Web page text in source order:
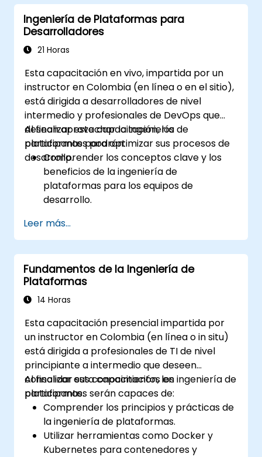
microservicios en producción.
Aplicar las mejores prácticas de
seguridad y cumplimiento en entornos de
Kubernetes.
Ingeniería de Plataformas para
Desarrolladores
21 Horas
Esta capacitación en vivo, impartida por un
instructor en Colombia (en línea o en el sitio),
está dirigida a desarrolladores de nivel
intermedio y profesionales de DevOps que
desean aprovechar la ingeniería de
plataformas para optimizar sus procesos de
desarrollo.
Al finalizar esta capacitación, los
participantes podrán:
Comprender los conceptos clave y los
beneficios de la ingeniería de
plataformas para los equipos de
desarrollo.
acelerar el desarrollo y las pruebas.
Implementar automatización en sus flujos
de trabajo de desarrollo.
Aplicar la contenedorización y la
orquestación para gestionar los ciclos de
vida de las aplicaciones.
seguridad en sus pipelines de desarrollo.
Leer más...
Fundamentos de la Ingeniería de
Plataformas
14 Horas
Esta capacitación presencial impartida por
un instructor en Colombia (en línea o in situ)
está dirigida a profesionales de TI de nivel
principiante a intermedio que deseen
consolidar sus conocimientos en ingeniería de
plataformas.
Al finalizar esta capacitación, los
participantes serán capaces de:
Comprender los principios y prácticas de
la ingeniería de plataformas.
Utilizar herramientas como Docker y
Kubernetes para contenedores y